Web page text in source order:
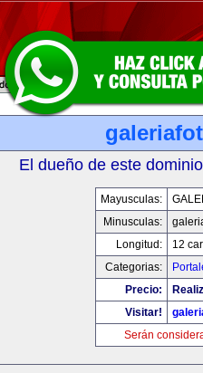
El dueño de este
Mayusculas:
Minusculas:
Longitud:
12
Categorias:
Precio:
Visitar!
Serán